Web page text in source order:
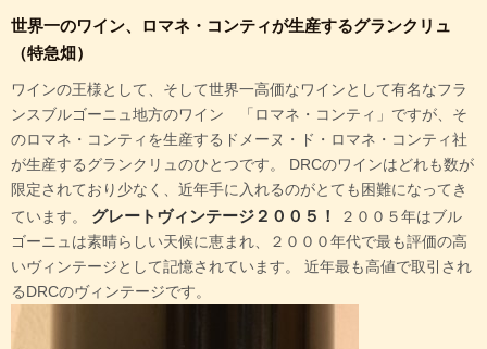
世界一のワイン、ロマネ・コンティが生産するグランクリュ
（特急畑）
ワインの王様として、そして世界一高価なワインとして有名なフラ
ンスブルゴーニュ地方のワイン 「ロマネ・コンティ」ですが、そ
のロマネ・コンティを生産するドメーヌ・ド・ロマネ・コンティ社
が生産するグランクリュのひとつです。 DRCのワインはどれも数が
限定されており少なく、近年手に入れるのがとても困難になってき
ています。 グレートヴィンテージ２００５！
２００５年はブル
ゴーニュは素晴らしい天候に恵まれ、２０００年代で最も評価の高
いヴィンテージとして記憶されています。 近年最も高値で取引され
るDRCのヴィンテージです。